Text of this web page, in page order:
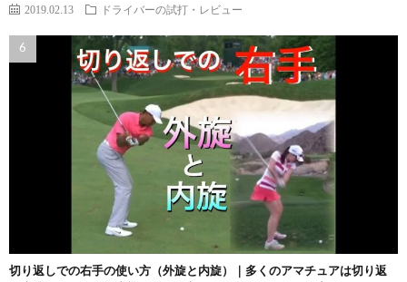
2019.02.13 ドライバーの試打・レビュー
切り返しでの右手の使い方（外旋と内旋）｜多くのアマチュアは切り返